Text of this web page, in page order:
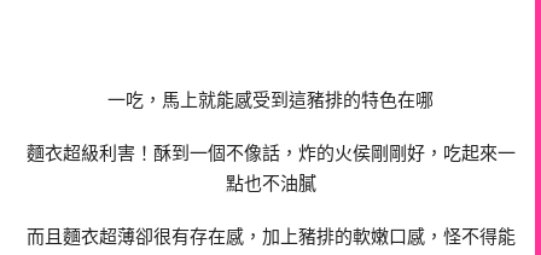
一吃，馬上就能感受到這豬排的特色在哪
麵衣超級利害！酥到一個不像話，炸的火侯剛剛好，吃起來一
點也不油膩
而且麵衣超薄卻很有存在感，加上豬排的軟嫩口感，怪不得能